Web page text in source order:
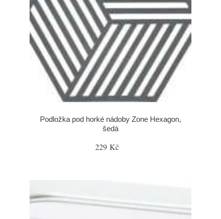
Podložka pod horké nádoby Zone Hexagon,
šedá
229 Kč